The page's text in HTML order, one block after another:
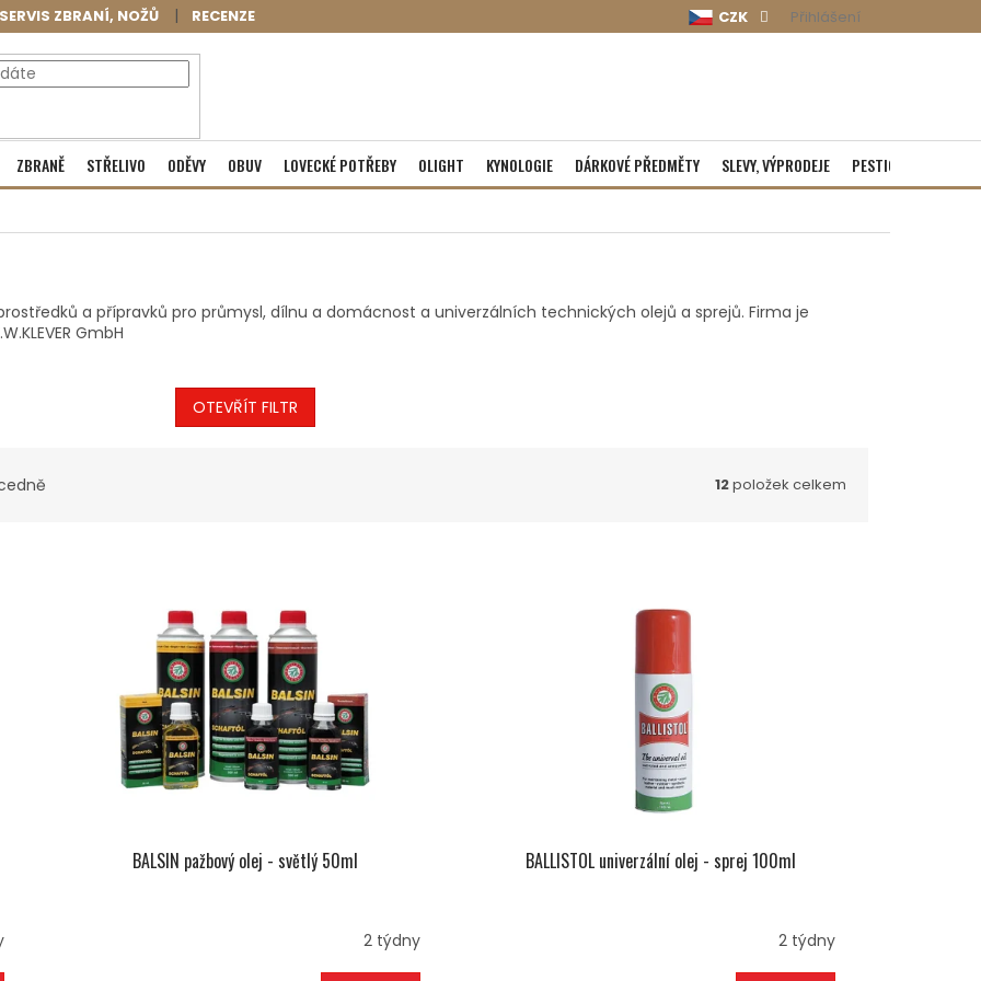
ZBRANÍ, NOŽŮ RECENZE CZK Přihlášení
NÁKUPNÍ
KOŠÍK
Prázdný košík
ZBRANĚ STŘELIVO ODĚVY OBUV LOVECKÉ POTŘEBY OLIGHT KYNOLOGIE DÁRKOVÉ PŘEDMĚTY SLEVY, VÝPRODEJE PESTICIDY
a přípravků pro průmysl, dílnu a domácnost a univerzálních technických olejů a sprejů. Firma je
GmbH
OTEVŘÍT FILTR
12položek celkem
BALSIN pažbový olej - světlý 50ml
2 týdny
BALLISTOL univerzální olej - sprej 100ml
2 týdny